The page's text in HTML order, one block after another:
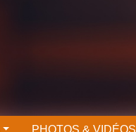
PHOTOS & VIDÉOS